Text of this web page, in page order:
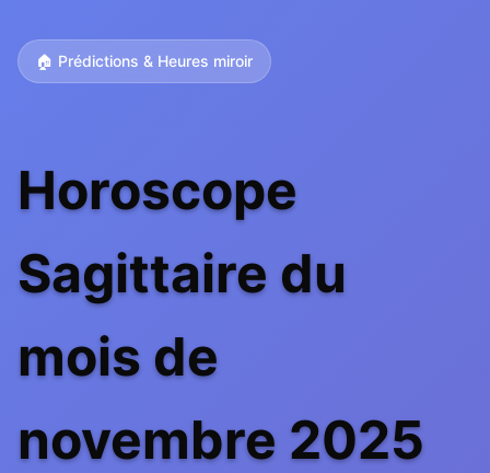
🏠 Prédictions & Heures miroir
Horoscope
Sagittaire du
mois de
novembre 2025